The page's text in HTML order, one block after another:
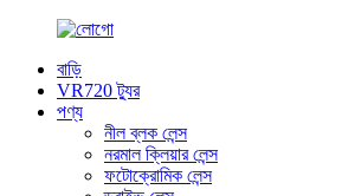
বাড়ি
VR720 ট্যুর
পণ্য
নীল ব্লক লেন্স
নরমাল ক্লিয়ার লেন্স
ফটোক্রোমিক লেন্স